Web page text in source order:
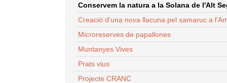
Conservem la natura a la Solana de l'Alt
Creació d'una nova llacuna pel samaruc a
Microreserves de papallones
Muntanyes Vives
Prats vius
Projecte CRANC